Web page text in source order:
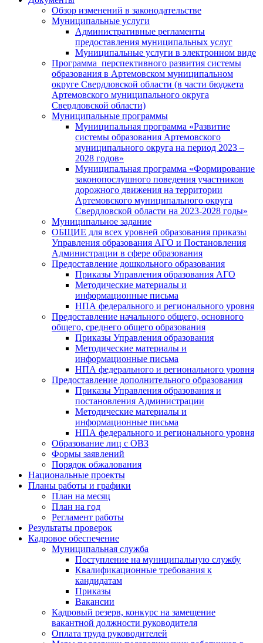
Обзор изменений в законодательстве
Муниципальные услуги
Административные регламенты
предоставления муниципальных услуг
Муниципальные услуги в электронном виде
Программа перспективного развития системы
образования в Артемовском муниципальном
округе Свердловской области (в части бюджета
Артемовского муниципального округа
Свердловской области)
Муниципальные программы
Муниципальная программа «Развитие
системы образования Артемовского
муниципального округа на период 2023 –
2028 годов»
Муниципальная программа «Формирование
законопослушного поведения участников
дорожного движения на территории
Артемовского муниципального округа
Свердловской области на 2023-2028 годы»
Муниципальное задание
ОБЩИЕ для всех уровней образования приказы
Управления образования АГО и Постановления
Администрации в сфере образования
Предоставление дошкольного образования
Приказы Управления образования АГО
Методические материалы и
информационные письма
НПА федерального и регионального уровня
Предоставление начального общего, основного
общего, среднего общего образования
Приказы Управления образования
Методические материалы и
информационные письма
НПА федерального и регионального уровня
Предоставление дополнительного образования
Приказы Управления образования и
постановления Администрации
Методические материалы и
информационные письма
НПА федерального и регионального уровня
Образование лиц с ОВЗ
Формы заявлений
Порядок обжалования
Национальные проекты
Планы работы и графики
План на месяц
План на год
Регламент работы
Результаты проверок
Кадровое обеспечение
Муниципальная служба
Поступление на муниципальную службу
Квалификационные требования к
кандидатам
Приказы
Вакансии
Кадровый резерв, конкурс на замещение
вакантной должности руководителя
Оплата труда руководителей